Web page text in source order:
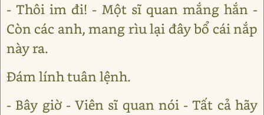
- Thôi im đi! - Một sĩ quan mắng hắn -
Còn các anh, mang rìu lại đây bổ cái nắp
này ra.
Đám lính tuân lệnh.
- Bây giờ - Viên sĩ quan nói - Tất cả hãy